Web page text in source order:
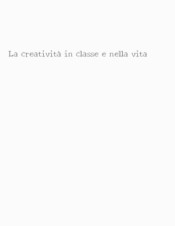
La creatività in classe e nella vita